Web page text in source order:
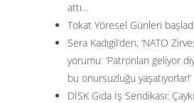
attı…
Tokat Yöresel Günleri başladı
Sera Kadıgil’den, ‘NATO
yorumu: ‘Patronları geliyor
bu onursuzluğu yaşatıyorlar!’
DİSK Gıda İş Sendikası: